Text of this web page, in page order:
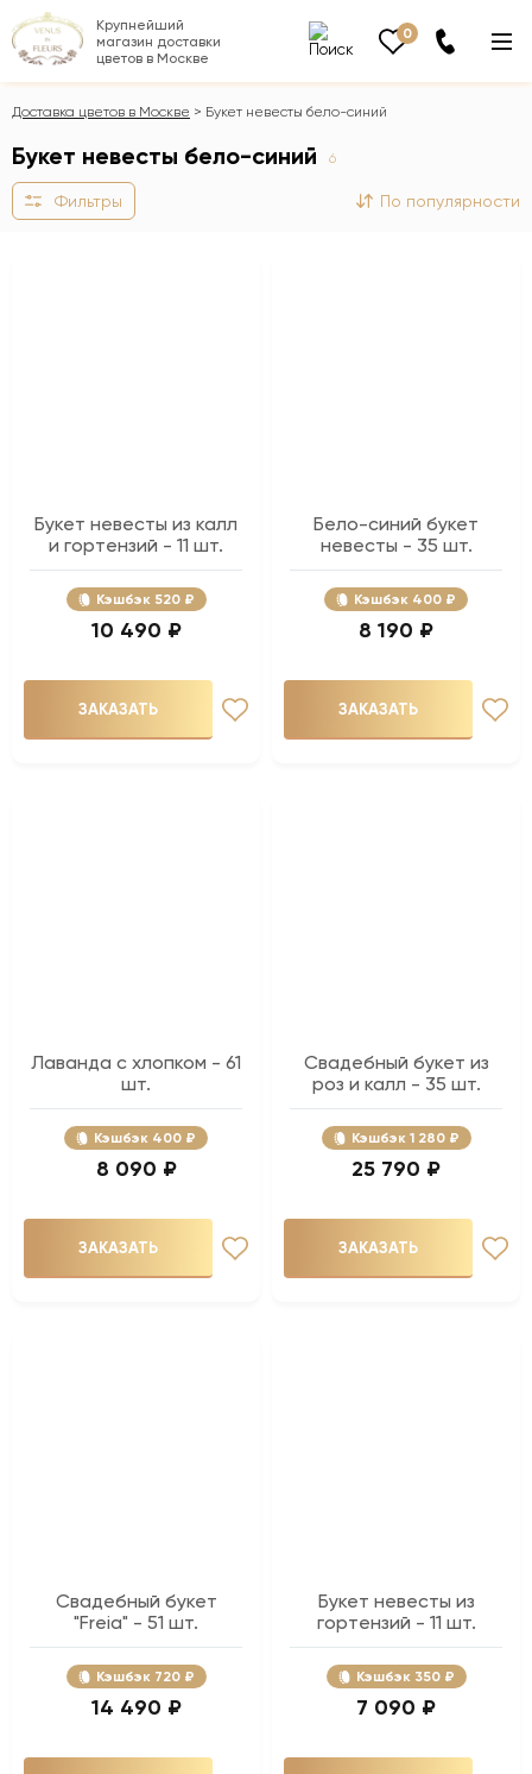
Крупнейший
магазин доставки
цветов в Москве
0
Доставка цветов в Москве Букет невесты бело-синий
Букет невесты бело-синий 6
Фильтры По популярности
Букет невесты из калл
и гортензий - 11 шт.
Кэшбэк 520 ₽
10 490 ₽
ЗАКАЗАТЬ
Бело-синий букет
невесты - 35 шт.
Кэшбэк 400 ₽
8 190 ₽
ЗАКАЗАТЬ
Лаванда с хлопком - 61
шт.
Кэшбэк 400 ₽
8 090 ₽
ЗАКАЗАТЬ
Свадебный букет из
роз и калл - 35 шт.
Кэшбэк 1 280 ₽
25 790 ₽
ЗАКАЗАТЬ
Свадебный букет
"Freia" - 51 шт.
Кэшбэк 720 ₽
14 490 ₽
Букет невесты из
гортензий - 11 шт.
Кэшбэк 350 ₽
7 090 ₽